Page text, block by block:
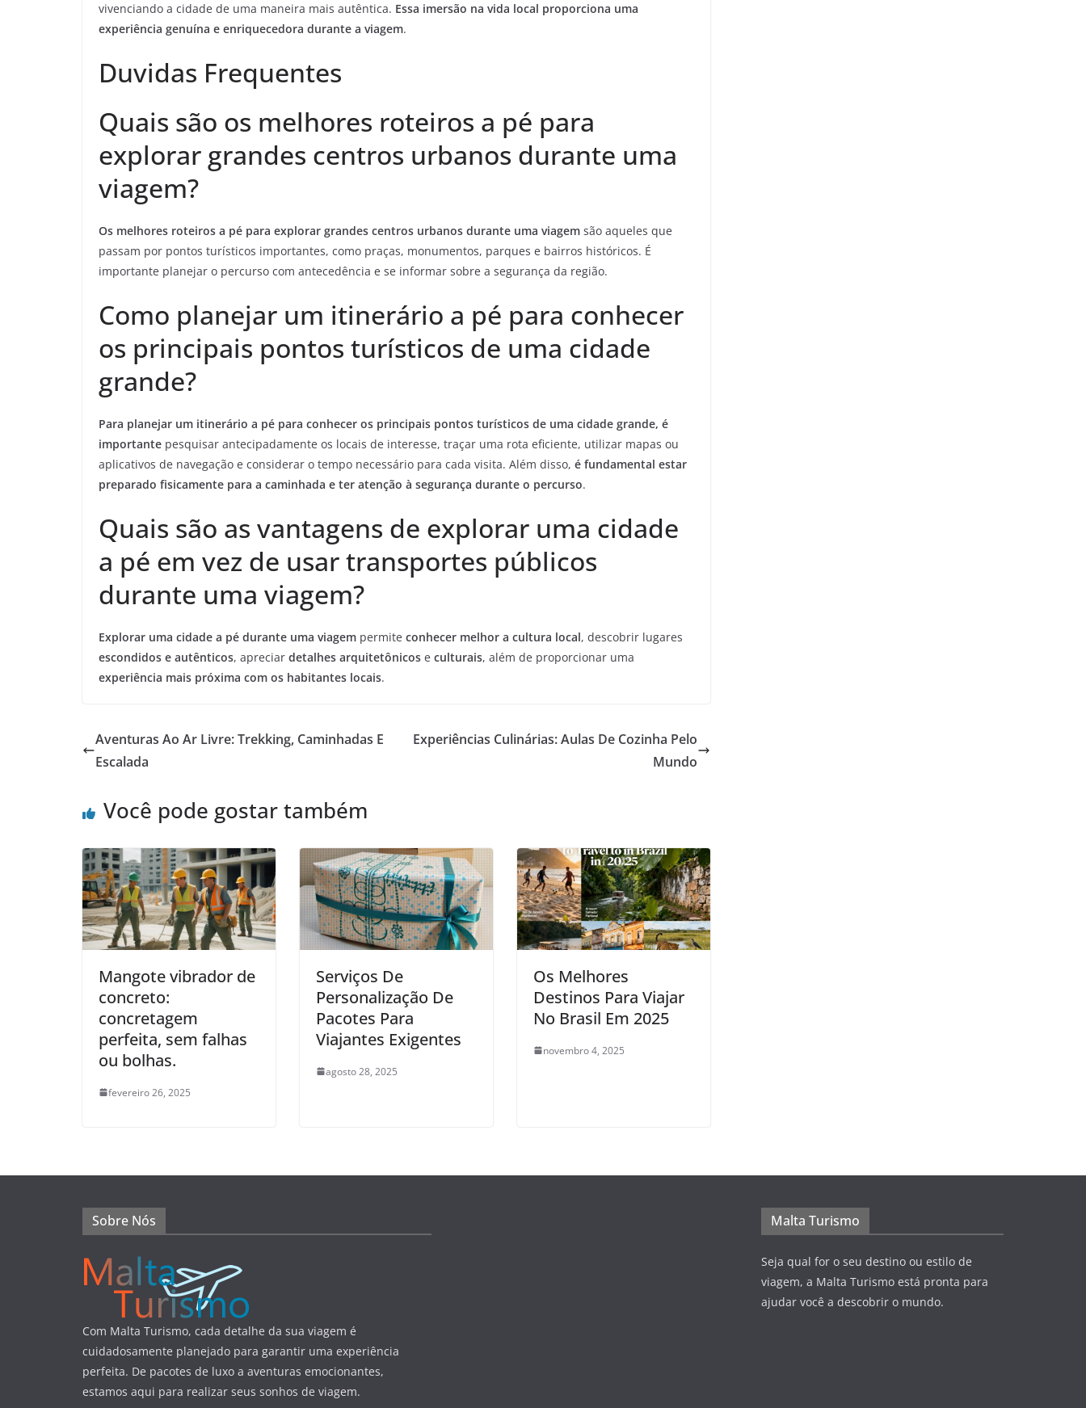
vivenciando a cidade de uma maneira mais autêntica. Essa imersão na vida local proporciona uma
experiência genuína e enriquecedora durante a viagem.
Duvidas Frequentes
Quais são os melhores roteiros a pé para
explorar grandes centros urbanos durante uma
viagem?
Os melhores roteiros a pé para explorar grandes centros urbanos durante uma viagem são aqueles que
passam por pontos turísticos importantes, como praças, monumentos, parques e bairros históricos. É
importante planejar o percurso com antecedência e se informar sobre a segurança da região.
Como planejar um itinerário a pé para conhecer
os principais pontos turísticos de uma cidade
grande?
Para planejar um itinerário a pé para conhecer os principais pontos turísticos de uma cidade grande, é
importante pesquisar antecipadamente os locais de interesse, traçar uma rota eficiente, utilizar mapas ou
aplicativos de navegação e considerar o tempo necessário para cada visita. Além disso, é fundamental estar
preparado fisicamente para a caminhada e ter atenção à segurança durante o percurso.
Quais são as vantagens de explorar uma cidade
a pé em vez de usar transportes públicos
durante uma viagem?
Explorar uma cidade a pé durante uma viagem permite conhecer melhor a cultura local, descobrir lugares
escondidos e autênticos, apreciar detalhes arquitetônicos e culturais, além de proporcionar uma
experiência mais próxima com os habitantes locais.
Aventuras Ao Ar Livre: Trekking, Caminhadas E
Escalada
Experiências Culinárias: Aulas De Cozinha Pelo
Mundo
Você pode gostar também
Mangote vibrador de
concreto:
concretagem
perfeita, sem falhas
ou bolhas.
fevereiro 26, 2025
Serviços De
Personalização De
Pacotes Para
Viajantes Exigentes
agosto 28, 2025
Os Melhores
Destinos Para Viajar
No Brasil Em 2025
novembro 4, 2025
Sobre Nós
Com Malta Turismo, cada detalhe da sua viagem é
cuidadosamente planejado para garantir uma experiência
perfeita. De pacotes de luxo a aventuras emocionantes,
estamos aqui para realizar seus sonhos de viagem.
Malta Turismo
Seja qual for o seu destino ou estilo de
viagem, a Malta Turismo está pronta para
ajudar você a descobrir o mundo.